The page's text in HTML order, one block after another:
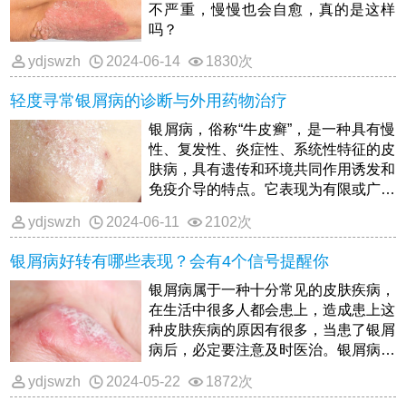
不严重，慢慢也会自愈，真的是这样
吗？
ydjswzh 2024-06-14 1830次
轻度寻常银屑病的诊断与外用药物治疗
银屑病，俗称“牛皮癣”，是一种具有慢
性、复发性、炎症性、系统性特征的皮
肤病，具有遗传和环境共同作用诱发和
免疫介导的特点。它表现为有限或广泛
治疗困难。
ydjswzh 2024-06-11 2102次
银屑病好转有哪些表现？会有4个信号提醒你
银屑病属于一种十分常见的皮肤疾病，
在生活中很多人都会患上，造成患上这
种皮肤疾病的原因有很多，当患了银屑
病后，必定要注意及时医治。银屑病在
表面现象是十分重要的，这样可以掌握
ydjswzh 2024-05-22 1872次